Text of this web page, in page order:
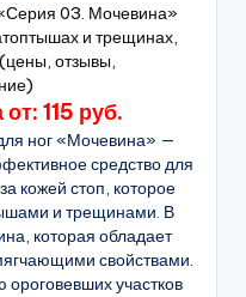
03. Мочевина»
и трещинах,
отзывы,
115 руб.
ног «Мочевина» —
средство для
кожей стоп, которое
и трещинами. В
которая обладает
свойствами.
участков